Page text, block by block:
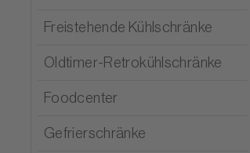
Freistehende Kühlschränke
Oldtimer-Retrokühlschränke
Foodcenter
Gefrierschränke